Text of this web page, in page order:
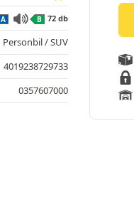
A B 72 db
Personbil / SUV
4019238729733
0357607000